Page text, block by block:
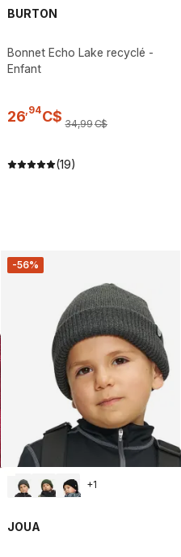
BURTON
Bonnet Echo Lake recyclé -
Enfant
26,94C$ 34,99C$
(19)
-56%
+1
JOUA